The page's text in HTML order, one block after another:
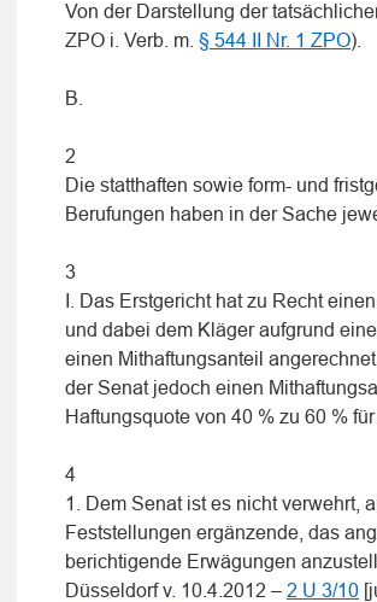
Von der Darstellung der
ZPO i. Verb. m. § 544 II Nr. 1 ZPO).
B.
2
Die statthaften sowie form- und
Berufungen haben in der Sache
3
I. Das Erstgericht hat zu Recht
und dabei dem Kläger aufgrund
einen Mithaftungsanteil
der Senat jedoch einen
Haftungsquote von 40 % zu 60 %
4
1. Dem Senat ist es nicht verwehrt,
Feststellungen ergänzende, das
berichtigende Erwägungen
Düsseldorf v. 10.4.2012 – 2 U 3/10